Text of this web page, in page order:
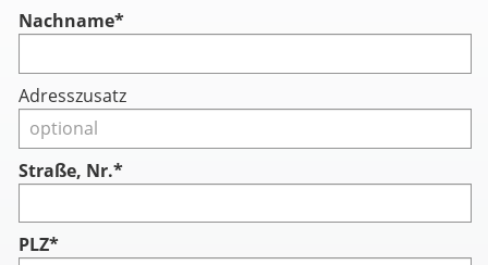
Nachname*
Adresszusatz
Straße, Nr.*
PLZ*